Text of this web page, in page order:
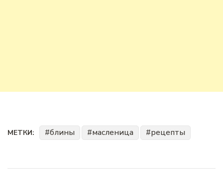
МЕТКИ: блины масленица рецепты